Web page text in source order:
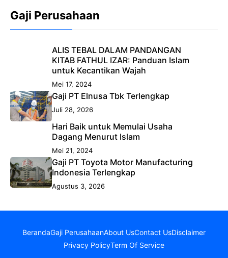
Gaji Perusahaan
ALIS TEBAL DALAM PANDANGAN
KITAB FATHUL IZAR: Panduan Islam
untuk Kecantikan Wajah
Mei 17, 2024
Gaji PT Elnusa Tbk Terlengkap
Juli 28, 2026
Hari Baik untuk Memulai Usaha
Dagang Menurut Islam
Mei 21, 2024
Gaji PT Toyota Motor Manufacturing
Indonesia Terlengkap
Agustus 3, 2026
BerandaGaji PerusahaanAbout UsContact UsDisclaimer
Privacy PolicyTerm Of Service